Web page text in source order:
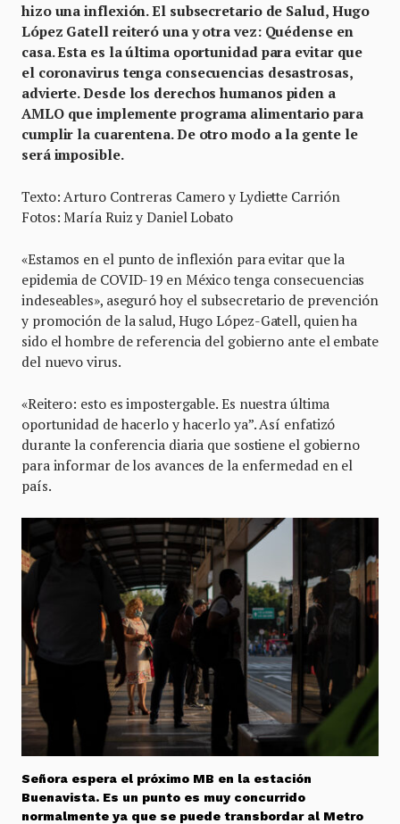
hizo una inflexión. El subsecretario de Salud, Hugo
López Gatell reiteró una y otra vez: Quédense en
casa. Esta es la última oportunidad para evitar que
el coronavirus tenga consecuencias desastrosas,
advierte. Desde los derechos humanos piden a
AMLO que implemente programa alimentario para
cumplir la cuarentena. De otro modo a la gente le
será imposible.
Texto: Arturo Contreras Camero y Lydiette Carrión
Fotos: María Ruiz y Daniel Lobato
«Estamos en el punto de inflexión para evitar que la
epidemia de COVID-19 en México tenga consecuencias
indeseables», aseguró hoy el subsecretario de prevención
y promoción de la salud, Hugo López-Gatell, quien ha
sido el hombre de referencia del gobierno ante el embate
del nuevo virus.
«Reitero: esto es impostergable. Es nuestra última
oportunidad de hacerlo y hacerlo ya”. Así enfatizó
durante la conferencia diaria que sostiene el gobierno
para informar de los avances de la enfermedad en el
país.
Señora espera el próximo MB en la estación
Buenavista. Es un punto es muy concurrido
normalmente ya que se puede transbordar al Metro